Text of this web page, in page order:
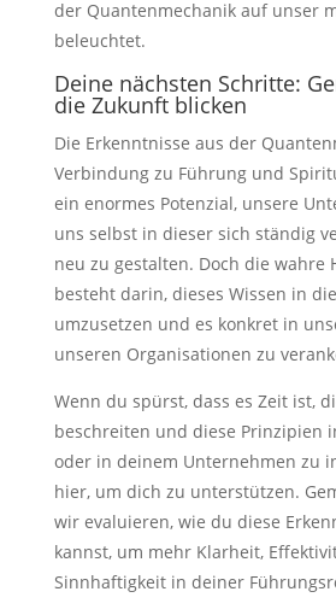
der Quantenmechanik auf unser
beleuchtet.
Deine nächsten Schritte:
die Zukunft blicken
Die Erkenntnisse aus der
Verbindung zu Führung und
ein enormes Potenzial, unsere
uns selbst in dieser sich ständig
neu zu gestalten. Doch die wahre
besteht darin, dieses Wissen in
umzusetzen und es konkret in
unseren Organisationen zu
Wenn du spürst, dass es Zeit ist,
beschreiten und diese Prinzipien
oder in deinem Unternehmen zu
hier, um dich zu unterstützen.
wir evaluieren, wie du diese
kannst, um mehr Klarheit,
Sinnhaftigkeit in deiner